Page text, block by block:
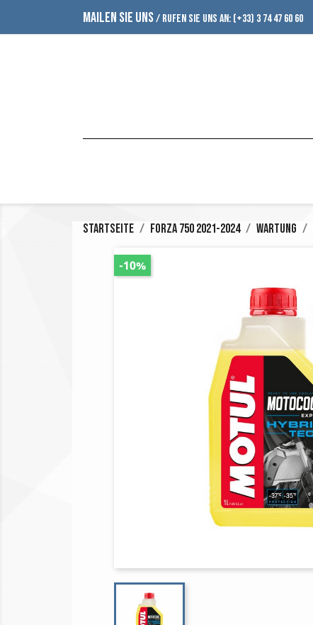
MAILEN SIE UNS/ RUFEN SIE UNS AN: (+33) 3 74 47 60 60
Startseite Forza 750 2021-2024 Wartung
-10%